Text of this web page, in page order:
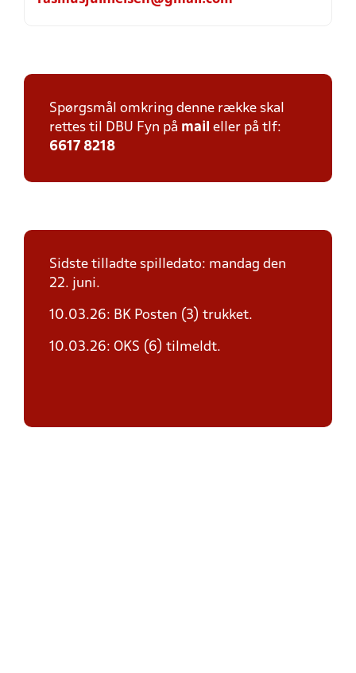
Spørgsmål omkring denne række skal
rettes til DBU Fyn på mail eller på tlf:
6617 8218
Sidste tilladte spilledato: mandag den
22. juni.
10.03.26: BK Posten (3) trukket.
10.03.26: OKS (6) tilmeldt.